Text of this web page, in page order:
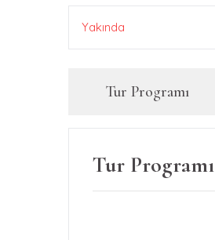
Yakında
Tur Programı
Tur Programı